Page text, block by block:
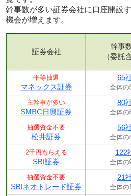
幹事数が多い証券会社に口座開設
機会が増えます。
証券会社
幹事
（委託
平等抽選
マネックス証券
65
全体の
主幹事が多い
SMBC日興証券
80
全体の
抽選資金不要
松井証券
56
全体の
2千円もらえる
SBI証券
122
全体の
抽選資金不要
SBIネオトレード証券
21
全体の